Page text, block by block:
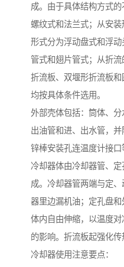
成。由于具体结构方式
螺纹式和法兰式；从安
形式分为浮动盘式和浮
管式和翅片管式；从折
折流板、双堰形折流板和
均按具体条件选用。
外部壳体包括：筒体、分
出油管和进、出水管，并
锌棒安装孔连温度计接口
冷却器体由冷却器管、
成。冷却器管两端与定
器里边漏机油；定孔盘
体内自由伸缩，以温度
的影响。折流板起强化传
冷却器使用注意要点：